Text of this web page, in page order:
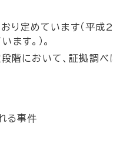
り定めています（平
す。）。
階において、証拠調
る事件